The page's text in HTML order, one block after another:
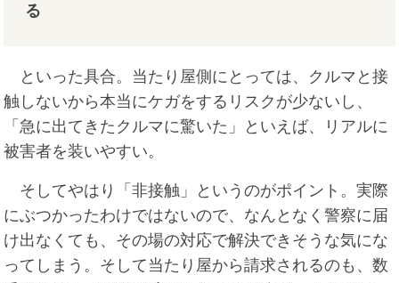
る
といった具合。当たり屋側にとっては、クルマと接
触しないから本当にケガをするリスクが少ないし、
「急に出てきたクルマに驚いた」といえば、リアルに
被害者を装いやすい。
そしてやはり「非接触」というのがポイント。実際
にぶつかったわけではないので、なんとなく警察に届
け出なくても、その場の対応で解決できそうな気にな
ってしまう。そして当たり屋から請求されるのも、数